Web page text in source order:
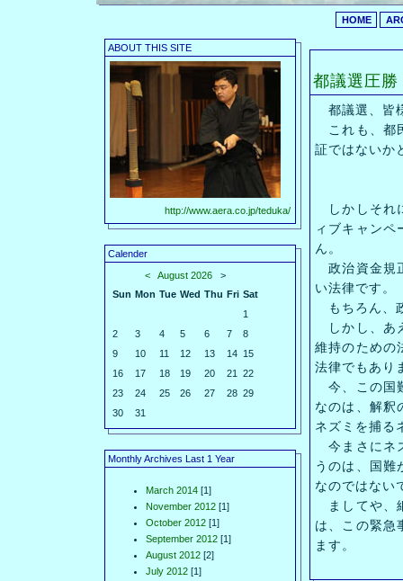
HOME
ABOUT THIS SITE
http://www.aera.co.jp/teduka/
Calender
<
August 2026 >
Sun Mon Tue Wed Thu Fri Sat
1
2
3 4 5 6 7
8
9
10 11 12 13 14 15
16
17 18 19 20 21
22
23
24 25 26 27 28 29
30
31
Monthly Archives Last 1 Year
March 2014 [1]
November 2012 [1]
October 2012 [1]
September 2012 [1]
August 2012 [2]
July 2012 [1]
都議選圧勝
都議選、皆
これも、都
証ではないか
しかしそれ
ィブキャン
ん。
政治資金規
い法律です。
もちろん、
しかし、あ
維持のための
法律でもあり
今、この国
なのは、解釈
ネズミを捕る
今まさにネ
うのは、国難
なのではない
ましてや、
は、この緊急
ます。